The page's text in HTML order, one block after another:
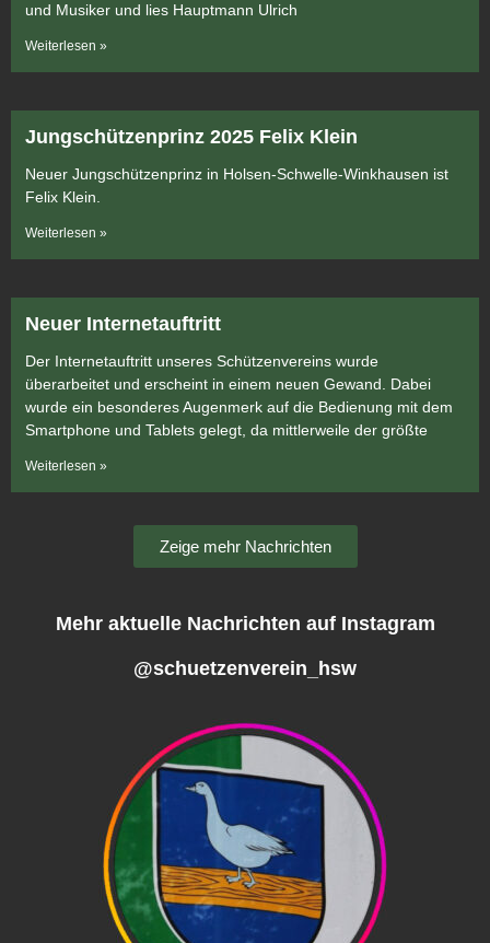
und Musiker und lies Hauptmann Ulrich
Weiterlesen »
Jungschützenprinz 2025 Felix Klein
Neuer Jungschützenprinz in Holsen-Schwelle-Winkhausen ist
Felix Klein.
Weiterlesen »
Neuer Internetauftritt
Der Internetauftritt unseres Schützenvereins wurde
überarbeitet und erscheint in einem neuen Gewand. Dabei
wurde ein besonderes Augenmerk auf die Bedienung mit dem
Smartphone und Tablets gelegt, da mittlerweile der größte
Weiterlesen »
Zeige mehr Nachrichten
Mehr aktuelle Nachrichten auf Instagram
@schuetzenverein_hsw